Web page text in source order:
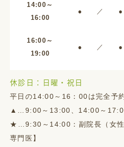
14:00～
16:00
● ／ ●
16:00～
19:00
● ／ ●
休診日：日曜・祝日
平日の14:00～16：00は完全予
▲…9:00～13:00、14:00～
★…9:30～14:00：副院長（女性
専門医】